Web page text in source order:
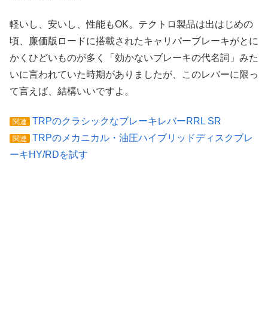
軽いし、安いし、性能もOK。テクトロ製品は出はじめの
頃、廉価版ロードに搭載されたキャリパーブレーキがとに
かくひどいものが多く「効かないブレーキの代名詞」みた
いに言われていた時期がありましたが、このレバーに限っ
て言えば、結構いいですよ。
関連 TRPのクラシックなブレーキレバーRRL SR
関連
TRPのメカニカル・油圧ハイブリッドディスクブレ
ーキHY/RDを試す